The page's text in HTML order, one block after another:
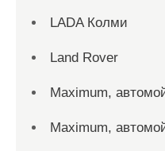
LADA Колми
Land Rover
Maximum,
Maximum,